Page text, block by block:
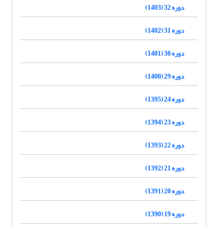
دوره 32 (1403)
دوره 31 (1402)
دوره 30 (1401)
دوره 29 (1400)
دوره 24 (1395)
دوره 23 (1394)
دوره 22 (1393)
دوره 21 (1392)
دوره 20 (1391)
دوره 19 (1390)